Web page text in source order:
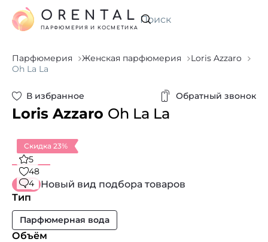
Искать
ORENTAL
ПАРФЮМЕРИЯ И КОСМЕТИКА
Парфюмерия Женская парфюмерия
Loris Azzaro
Oh La La
В избранное Обратный звонок
Loris Azzaro Oh La La
Скидка 23%
5
48
4
Новый вид подбора товаров
Тип
Парфюмерная вода
Объём